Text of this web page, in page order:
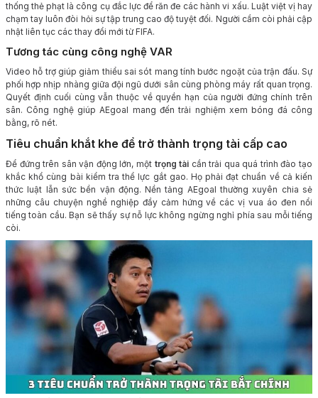
thống thẻ phạt là công cụ đắc lực để răn đe các hành vi xấu. Luật việt vị hay
chạm tay luôn đòi hỏi sự tập trung cao độ tuyệt đối. Người cầm còi phải cập
nhật liên tục các thay đổi mới từ FIFA.
Tương tác cùng công nghệ VAR
Video hỗ trợ giúp giảm thiểu sai sót mang tính bước ngoặt của trận đấu. Sự
phối hợp nhịp nhàng giữa đội ngũ dưới sân cùng phòng máy rất quan trọng.
Quyết định cuối cùng vẫn thuộc về quyền hạn của người đứng chính trên
sân. Công nghệ giúp AEgoal mang đến trải nghiệm xem bóng đá công
bằng, rõ nét.
Tiêu chuẩn khắt khe để trở thành trọng tài cấp cao
Để đứng trên sân vận động lớn, một trọng tài cần trải qua quá trình đào tạo
khắc khổ cùng bài kiểm tra thể lực gắt gao. Họ phải đạt chuẩn về cả kiến
thức luật lẫn sức bền vận động. Nền tảng AEgoal thường xuyên chia sẻ
những câu chuyện nghề nghiệp đầy cảm hứng về các vị vua áo đen nổi
tiếng toàn cầu. Bạn sẽ thấy sự nỗ lực không ngừng nghỉ phía sau mỗi tiếng
còi.